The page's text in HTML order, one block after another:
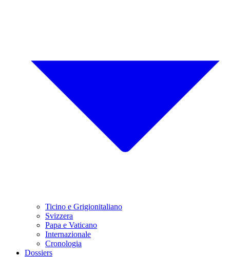
Ticino e Grigionitaliano
Svizzera
Papa e Vaticano
Internazionale
Cronologia
Dossiers